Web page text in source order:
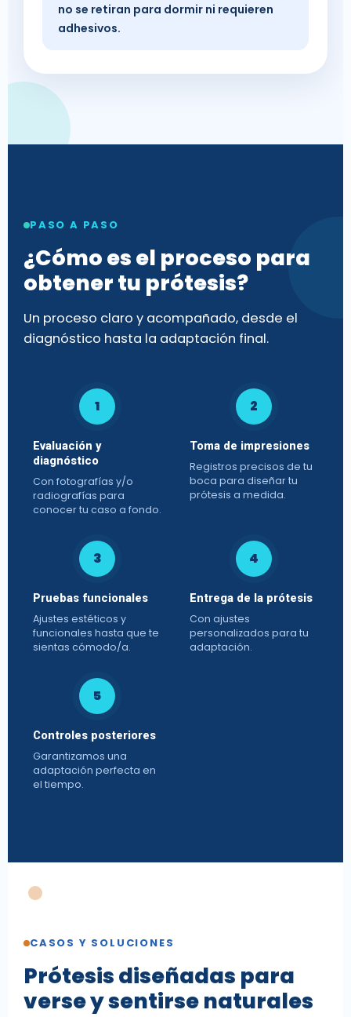
no se retiran para dormir ni requieren
adhesivos.
PASO A PASO
¿Cómo es el proceso para
obtener tu prótesis?
Un proceso claro y acompañado, desde el
diagnóstico hasta la adaptación final.
1
Evaluación y
diagnóstico
Con fotografías y/o
radiografías para
conocer tu caso a fondo.
2
Toma de impresiones
Registros precisos de tu
boca para diseñar tu
prótesis a medida.
3
Pruebas funcionales
Ajustes estéticos y
funcionales hasta que te
sientas cómodo/a.
4
Entrega de la prótesis
Con ajustes
personalizados para tu
adaptación.
5
Controles posteriores
Garantizamos una
adaptación perfecta en
el tiempo.
CASOS Y SOLUCIONES
Prótesis diseñadas para
verse y sentirse naturales